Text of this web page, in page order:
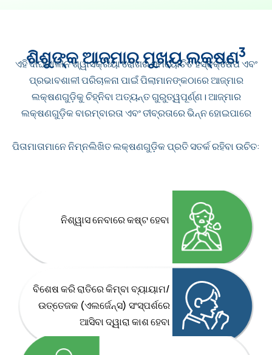
ଶିଶୁଙ୍କ ଆଜମାର ମୁଖ୍ୟ ଲକ୍ଷଣ3
ଏହି ଦୀର୍ଘକାଳୀନ ଶ୍ୱାସକ୍ରିୟା ରୋଗର ସମୟୋଚିତ ହସ୍ତକ୍ଷେପ ଏବଂ
ପ୍ରଭାବଶାଳୀ ପରିଚାଳନା ପାଇଁ ପିଲାମାନଙ୍କଠାରେ ଆଜ୍‌ମାର
ଲକ୍ଷଣଗୁଡ଼ିକୁ ଚିହ୍ନିବା ଅତ୍ୟନ୍ତ ଗୁରୁତ୍ୱପୂର୍ଣ୍ଣ। ଆଜ୍‌ମା‌ର
ଲକ୍ଷଣଗୁଡ଼ିକ ବାରମ୍ବାରତା ଏବଂ ତୀବ୍ରତାରେ ଭିନ୍ନ ହୋଇପାରେ
ପିତାମାତାମାନେ ନିମ୍ନଲିଖିତ ଲକ୍ଷଣଗୁଡ଼ିକ ପ୍ରତି ସତର୍କ ରହିବା ଉଚିତ:
ନିଶ୍ୱାସ ନେବାରେ କଷ୍ଟ ହେବା
ବିଶେଷ କରି ରାତିରେ କିମ୍ବା ବ୍ୟାୟାମ/
ଉତ୍ତେଜକ (ଏଲର୍ଜେନ୍ସ) ସଂସ୍ପର୍ଶରେ
ଆସିବା ଦ୍ୱାରା କାଶ ହେବା